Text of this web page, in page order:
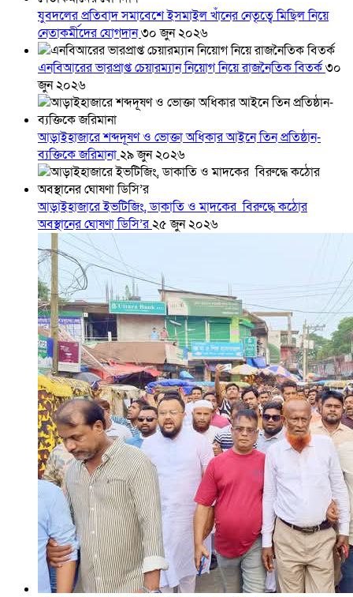
যুবদলের প্রতিবাদ সমাবেশে ইসমাইল খাঁনের নেতৃত্বে মিছিল নিয়ে
নেতাকর্মীদের যোগদান৩০ জুন ২০২৬
এনবিআরের ভারপ্রাপ্ত চেয়ারম্যান নিয়োগ নিয়ে রাজনৈতিক বিতর্ক৩০
জুন ২০২৬
আড়াইহাজারে শব্দদূষণ ও ভোক্তা অধিকার আইনে তিন প্রতিষ্ঠান-
ব্যক্তিকে জরিমানা২৯ জুন ২০২৬
আড়াইহাজারে ইভটিজিং, ডাকাতি ও মাদকের বিরুদ্ধে কঠোর
অবস্থানের ঘোষণা ডিসি’র২৫ জুন ২০২৬